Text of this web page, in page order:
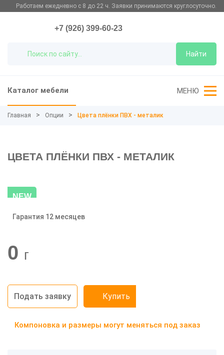
Работаем ежедневно с 8 до 22 ч. Заявки принимаются круглосуточно.
Найти
+7 (926) 399-60-23
Каталог мебели МЕНЮ
Главная Опции Цвета плёнки ПВХ - металик
ЦВЕТА ПЛЁНКИ ПВХ - МЕТАЛИК
NEW
-20%
Гарантия 12 месяцев
0 г
Подать заявку Купить
Компоновка и размеры могут меняться под заказ